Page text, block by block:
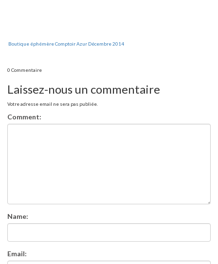
Boutique éphémère Comptoir Azur Décembre 2014
0 Commentaire
Laissez-nous un commentaire
Votre adresse email ne sera pas publiée.
Comment:
Name:
Email: